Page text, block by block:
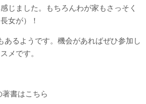
じました。もちろんわが家もさっそく
女が）！
あるようです。機会があればぜひ参加し
メです。
書はこちら